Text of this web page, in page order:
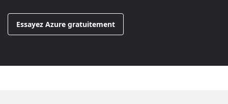
Essayez Azure gratuitement